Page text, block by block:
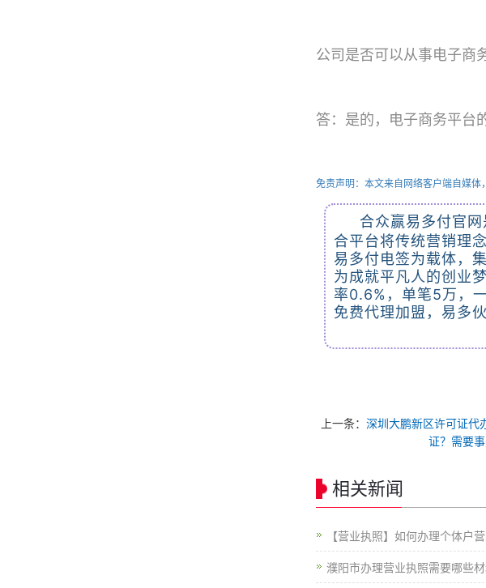
公司是否可以从事电子商
答：是的，电子商务平台
免责声明：本文来自网络客户端自媒体
合众赢易多付官
合平台将传统营销理
易多付电签为载体，
为成就平凡人的创业
率0.6%，单笔5万，
免费代理加盟，易多
上一条： 深圳大鹏新区许可证代
证？需要
相关新闻
【营业执照】如何办理个体户
濮阳市办理营业执照需要哪些